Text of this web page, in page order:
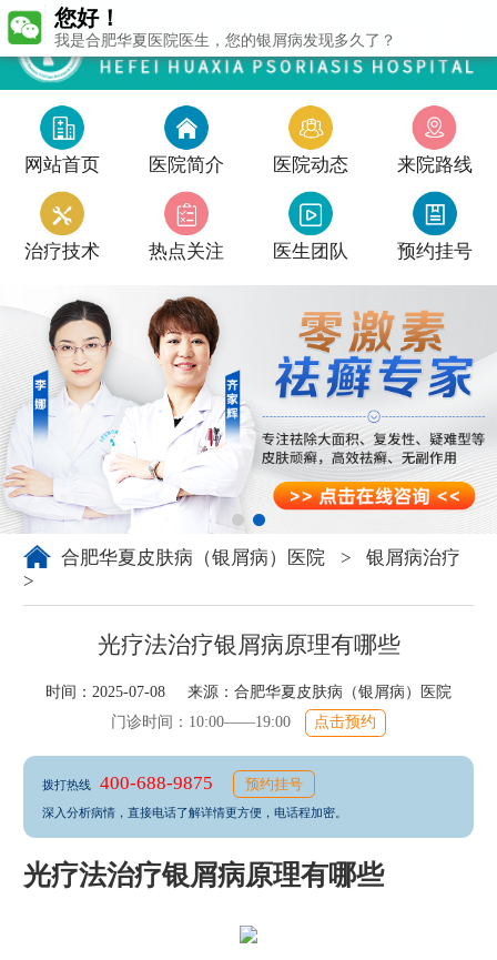
网站首页 医院简介 医院动态 来院路线
治疗技术 热点关注 医生团队 预约挂号
合肥华夏皮肤病（银屑病）医院 >
银屑病治疗
>
光疗法治疗银屑病原理有哪些
时间：2025-07-08 来源： 合肥华夏皮肤病（银屑病）医院
门诊时间：10:00——19:00
点击预约
拨打热线 400-688-9875 预约挂号
深入分析病情，直接电话了解详情更方便，电话程加密。
光疗法治疗银屑病原理有哪些
您好！
我是合肥华夏医院医生，您的银屑病发现多久了？